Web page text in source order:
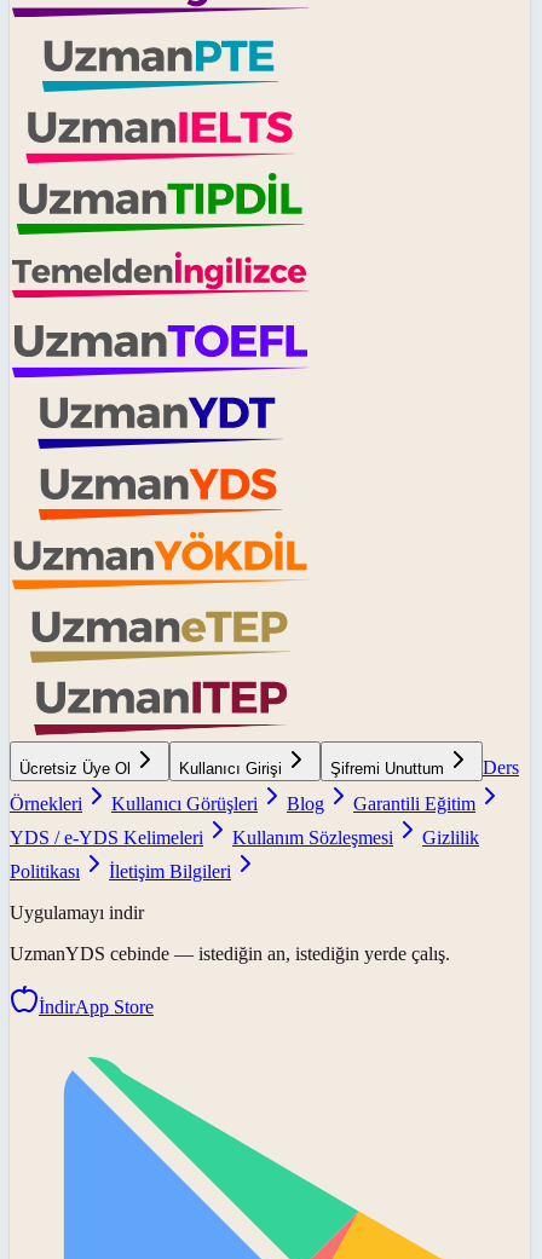
Ücretsiz Üye Ol Kullanıcı Girişi Şifremi Unuttum
Ders
Örnekleri
Kullanıcı Görüşleri Blog
Garantili Eğitim
YDS / e-YDS Kelimeleri
Kullanım Sözleşmesi
Gizlilik
Politikası
İletişim Bilgileri
Uygulamayı indir
UzmanYDS cebinde — istediğin an, istediğin yerde çalış.
İndirApp Store